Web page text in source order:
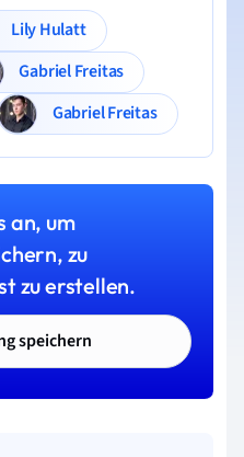
Lily Hulatt
Gabriel Freitas
Gabriel Freitas
an, um
zu
zu erstellen.
speichern